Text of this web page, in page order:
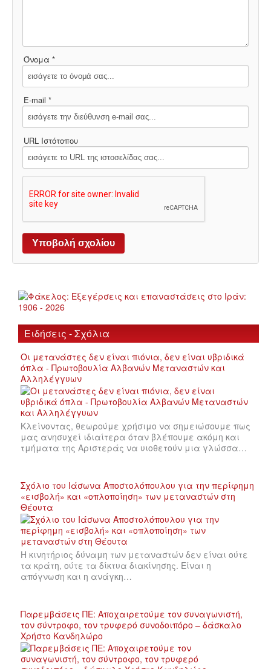
Όνομα *
E-mail *
URL Ιστότοπου
Ειδήσεις - Σχόλια
Οι μετανάστες δεν είναι πιόνια, δεν είναι υβριδικά
όπλα - Πρωτοβουλία Αλβανών Μεταναστών και
Αλληλέγγυων
Κλείνοντας, θεωρούμε χρήσιμο να σημειώσουμε πως
μας ανησυχεί ιδιαίτερα όταν βλέπουμε ακόμη και
τμήματα της Αριστεράς να υιοθετούν μια γλώσσα…
Σχόλιο του Ιάσωνα Αποστολόπουλου για την περίφημη
«εισβολή» και «οπλοποίηση» των μεταναστών στη
Θέουτα
Η κινητήριος δύναμη των μεταναστών δεν είναι ούτε
τα κράτη, ούτε τα δίκτυα διακίνησης. Είναι η
απόγνωση και η ανάγκη…
Παρεμβάσεις ΠΕ: Αποχαιρετούμε τον συναγωνιστή,
τον σύντροφο, τον τρυφερό συνοδοιπόρο – δάσκαλο
Χρήστο Κανδηλώρο